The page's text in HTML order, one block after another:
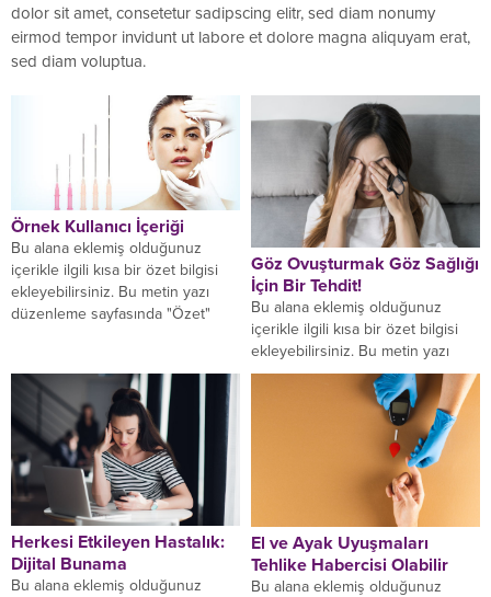
dolor sit amet, consetetur sadipscing elitr, sed diam nonumy
eirmod tempor invidunt ut labore et dolore magna aliquyam erat,
sed diam voluptua.
Örnek Kullanıcı İçeriği
Bu alana eklemiş olduğunuz
içerikle ilgili kısa bir özet bilgisi
ekleyebilirsiniz. Bu metin yazı
düzenleme sayfasında "Özet"
Göz Ovuşturmak Göz Sağlığı
İçin Bir Tehdit!
Bu alana eklemiş olduğunuz
içerikle ilgili kısa bir özet bilgisi
ekleyebilirsiniz. Bu metin yazı
düzenleme sayfasında "Özet"
bölümünden eklenebilir. Özet...
Herkesi Etkileyen Hastalık:
Dijital Bunama
Bu alana eklemiş olduğunuz
El ve Ayak Uyuşmaları
Tehlike Habercisi Olabilir
Bu alana eklemiş olduğunuz